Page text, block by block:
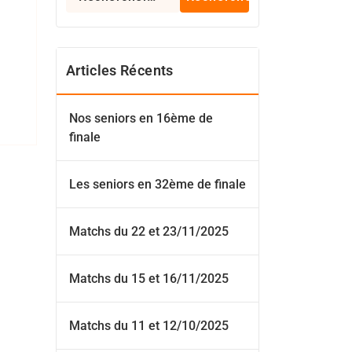
Articles Récents
Nos seniors en 16ème de
finale
Les seniors en 32ème de finale
Matchs du 22 et 23/11/2025
Matchs du 15 et 16/11/2025
Matchs du 11 et 12/10/2025